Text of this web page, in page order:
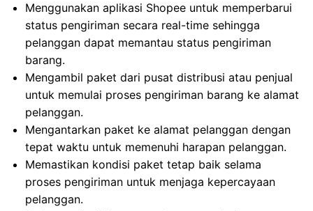
Menggunakan aplikasi Shopee untuk memperbarui
status pengiriman secara real-time sehingga
pelanggan dapat memantau status pengiriman
barang.
Mengambil paket dari pusat distribusi atau penjual
untuk memulai proses pengiriman barang ke alamat
pelanggan.
Mengantarkan paket ke alamat pelanggan dengan
tepat waktu untuk memenuhi harapan pelanggan.
Memastikan kondisi paket tetap baik selama
proses pengiriman untuk menjaga kepercayaan
pelanggan.